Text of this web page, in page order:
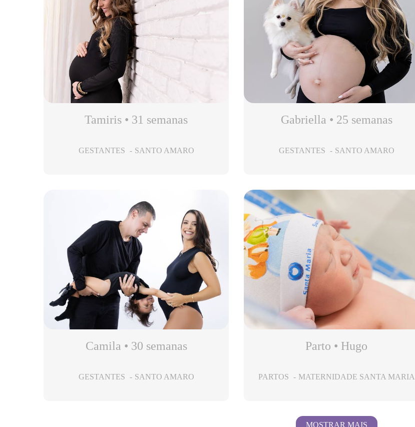
Tamiris • 31 semanas
GESTANTES SANTO AMARO
Gabriella • 25 semanas
GESTANTES SANTO AMARO
Camila • 30 semanas
GESTANTES SANTO AMARO
Parto • Hugo
PARTOS MATERNIDADE SANTA MARIA
MOSTRAR MAIS